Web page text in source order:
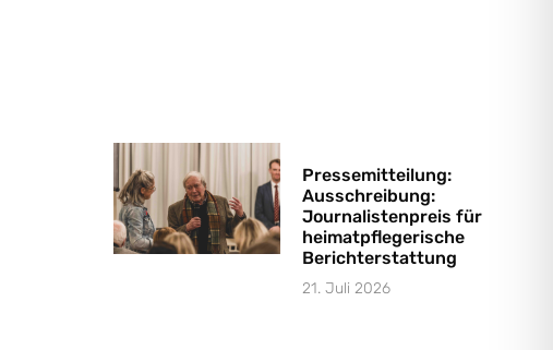
Pressemitteilung:
Ausschreibung:
Journalistenpreis für
heimatpflegerische
Berichterstattung
21. Juli 2026